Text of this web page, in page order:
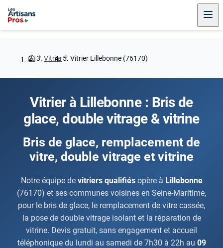
Vitrier Vitrier Lillebonne (76170)
Vitrier à Lillebonne : Bris de
glace, double vitrage & vitrine
Bris de glace, remplacement de
vitre, double vitrage et vitrine
Notre équipe de vitriers qualifiésopère à Lillebonne
(76170) et ses communes voisines en Seine-Maritime,
pour le bris de glace, le remplacement de vitre cassée,
la pose de double vitrage isolant et la réparation de
vitrine. Devis gratuit, sans engagement et accueil
téléphonique du lundi au samedi de 7h30 à 22h au 09